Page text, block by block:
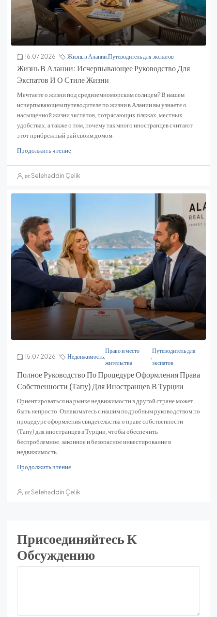
16.07.2026 Жизнь в Алании,Путеводитель для экспатов
Жизнь В Алании: Исчерпывающее Руководство Для
Экспатов И О Стиле Жизни
Мечтаете о жизни под средиземноморским солнцем? В нашем
исчерпывающем путеводителе по жизни в Алании вы узнаете о
насыщенной жизни экспатов, потрясающих пляжах, местных
удобствах, а также о том, почему так много иностранцев считают
этот прибрежный рай своим домом.
Продолжить чтение
от Selehaddin Çelik
15.07.2026 Недвижимость,
Право и место
жительства
,
Путеводитель для
экспатов
Полное Руководство По Процедуре Оформления Права
Собственности (Тапу) Для Иностранцев В Турции
Ориентироваться на рынке недвижимости в другой стране может
быть непросто. Ознакомьтесь с нашим подробным руководством по
процедуре оформления свидетельства о праве собственности
(Тапу) для иностранцев в Турции, чтобы обеспечить
беспроблемное, законное и безопасное инвестирование в
недвижимость.
Продолжить чтение
от Selehaddin Çelik
Присоединяйтесь К
Обсуждению